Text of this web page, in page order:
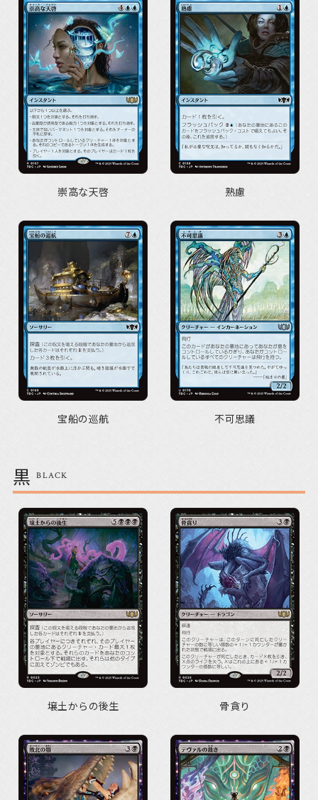
崇高な天啓 熟慮
宝船の巡航 不可思議
黒 BLACK
壌土からの後生 骨貪り